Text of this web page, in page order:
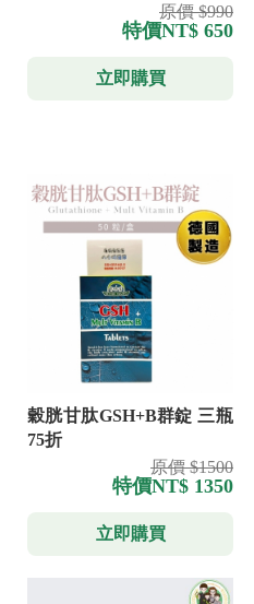
原價 $990
特價NT$ 650
立即購買
穀胱甘肽GSH+B群錠 三瓶
75折
原價 $1500
特價NT$ 1350
立即購買